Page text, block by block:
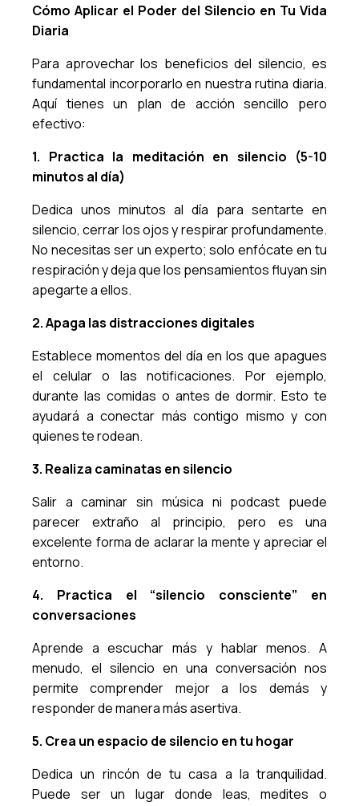
Cómo Aplicar el Poder del Silencio en Tu Vida
Diaria
Para aprovechar los beneficios del silencio, es
fundamental incorporarlo en nuestra rutina diaria.
Aquí tienes un plan de acción sencillo pero
efectivo:
1. Practica la meditación en silencio (5-10
minutos al día)
Dedica unos minutos al día para sentarte en
silencio, cerrar los ojos y respirar profundamente.
No necesitas ser un experto; solo enfócate en tu
respiración y deja que los pensamientos fluyan sin
apegarte a ellos.
2. Apaga las distracciones digitales
Establece momentos del día en los que apagues
el celular o las notificaciones. Por ejemplo,
durante las comidas o antes de dormir. Esto te
ayudará a conectar más contigo mismo y con
quienes te rodean.
3. Realiza caminatas en silencio
Salir a caminar sin música ni podcast puede
parecer extraño al principio, pero es una
excelente forma de aclarar la mente y apreciar el
entorno.
4. Practica el “silencio consciente” en
conversaciones
Aprende a escuchar más y hablar menos. A
menudo, el silencio en una conversación nos
permite comprender mejor a los demás y
responder de manera más asertiva.
5. Crea un espacio de silencio en tu hogar
Dedica un rincón de tu casa a la tranquilidad.
Puede ser un lugar donde leas, medites o